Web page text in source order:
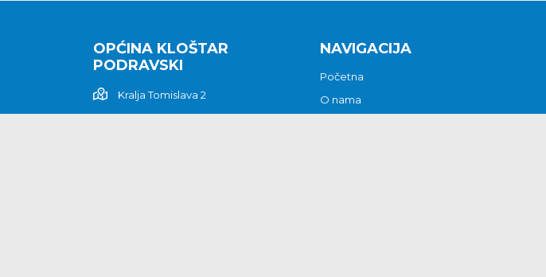
OPĆINA KLOŠTAR
PODRAVSKI
Kralja Tomislava 2
NAVIGACIJA
Početna
O nama